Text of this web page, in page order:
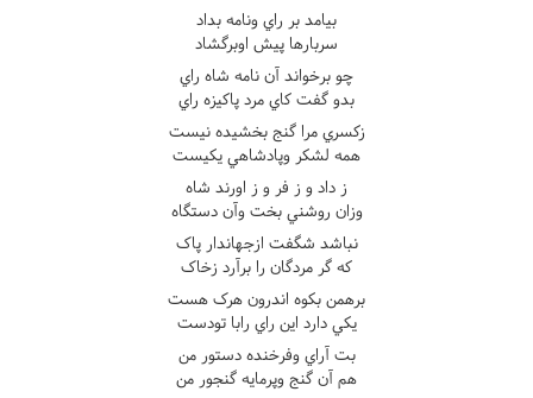
بيامد بر راي ونامه بداد
سربارها پيش اوبرگشاد
چو برخواند آن نامه شاه راي
بدو گفت کاي مرد پاکيزه راي
زکسري مرا گنج بخشيده نيست
همه لشکر وپادشاهي يکيست
ز داد و ز فر و ز اورند شاه
وزان روشني بخت وآن دستگاه
نباشد شگفت ازجهاندار پاک
که گر مردگان را برآرد زخاک
برهمن بکوه اندرون هرک هست
يکي دارد اين راي رابا تودست
بت آراي وفرخنده دستور من
هم آن گنج وپرمايه گنجور من